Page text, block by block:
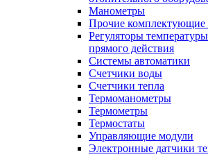
Манометры
Прочие
Регуляторы
прямого действия
Системы автоматики
Счетчики воды
Счетчики тепла
Термоманометры
Термометры
Термостаты
Управляющие модули
Электронные датчики